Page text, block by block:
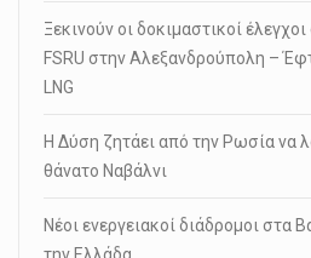
Ξεκινούν οι δοκιμαστικοί
FSRU στην Αλεξανδρούπολη –
LNG
Η Δύση ζητάει από την Ρωσία να
θάνατο Ναβάλνι
Νέοι ενεργειακοί διάδρομοι στα